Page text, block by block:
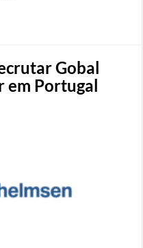
Gobal
em Portugal